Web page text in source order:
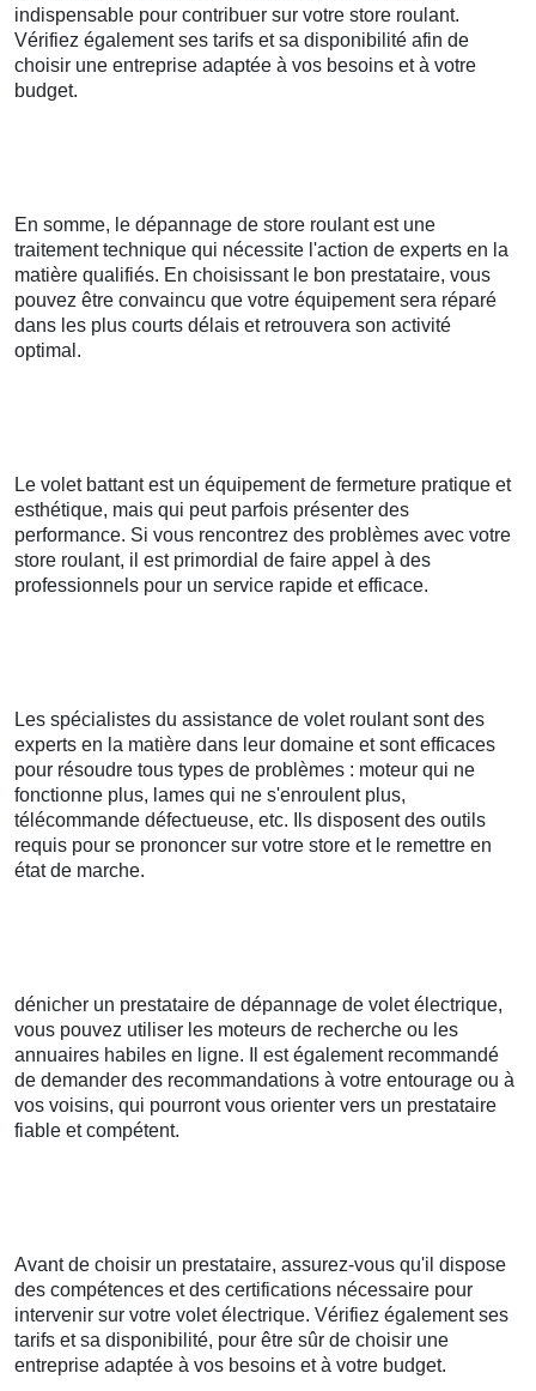
indispensable pour contribuer sur votre store roulant.
Vérifiez également ses tarifs et sa disponibilité afin de
choisir une entreprise adaptée à vos besoins et à votre
budget.
En somme, le dépannage de store roulant est une
traitement technique qui nécessite l'action de experts en la
matière qualifiés. En choisissant le bon prestataire, vous
pouvez être convaincu que votre équipement sera réparé
dans les plus courts délais et retrouvera son activité
optimal.
Le volet battant est un équipement de fermeture pratique et
esthétique, mais qui peut parfois présenter des
performance. Si vous rencontrez des problèmes avec votre
store roulant, il est primordial de faire appel à des
professionnels pour un service rapide et efficace.
Les spécialistes du assistance de volet roulant sont des
experts en la matière dans leur domaine et sont efficaces
pour résoudre tous types de problèmes : moteur qui ne
fonctionne plus, lames qui ne s'enroulent plus,
télécommande défectueuse, etc. Ils disposent des outils
requis pour se prononcer sur votre store et le remettre en
état de marche.
dénicher un prestataire de dépannage de volet électrique,
vous pouvez utiliser les moteurs de recherche ou les
annuaires habiles en ligne. Il est également recommandé
de demander des recommandations à votre entourage ou à
vos voisins, qui pourront vous orienter vers un prestataire
fiable et compétent.
Avant de choisir un prestataire, assurez-vous qu'il dispose
des compétences et des certifications nécessaire pour
intervenir sur votre volet électrique. Vérifiez également ses
tarifs et sa disponibilité, pour être sûr de choisir une
entreprise adaptée à vos besoins et à votre budget.